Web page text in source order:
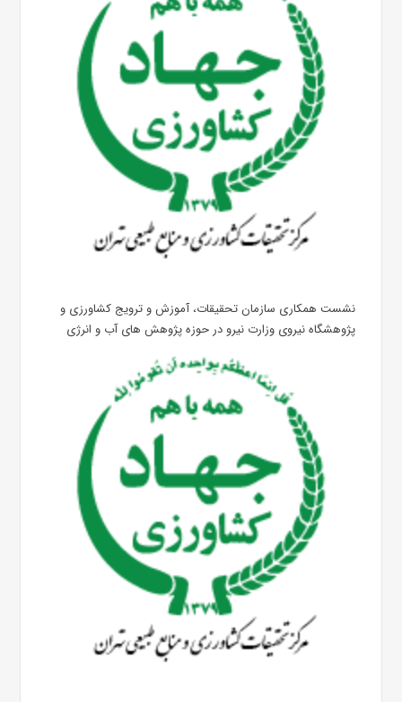
نشست همکاری سازمان تحقیقات، آموزش و ترویج کشاورزی و
پژوهشگاه نیروی وزارت نیرو در حوزه پژوهش های آب و انرژی